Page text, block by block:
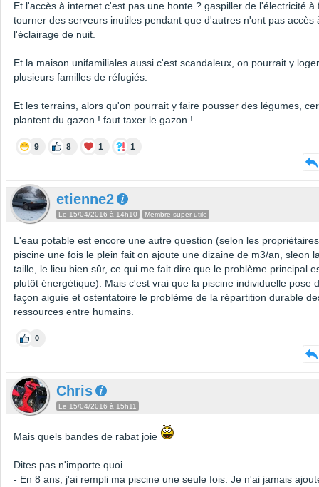
Et l'accès à internet c'est pas une honte ? gaspiller de l'électricité à
tourner des serveurs inutiles pendant que d'autres n'ont pas accès
l'éclairage de nuit.
Et la maison unifamiliales aussi c'est scandaleux, on pourrait y loger
plusieurs familles de réfugiés.
Et les terrains, alors qu'on pourrait y faire pousser des légumes,
plantent du gazon ! faut taxer le gazon !
9 8 1 1
etienne2
Le 15/04/2016 à 14h10 Membre super utile
L'eau potable est encore une autre question (selon les
piscine une fois le plein fait on ajoute une dizaine de m3/an, sleon
taille, le lieu bien sûr, ce qui me fait dire que le problème principal
plutôt énergétique). Mais c'est vrai que la piscine individuelle pose
façon aiguïe et ostentatoire le problème de la répartition durable
ressources entre humains.
0
Chris
Le 15/04/2016 à 15h11
Mais quels bandes de rabat joie
Dites pas n'importe quoi.
- En 8 ans, j'ai rempli ma piscine une seule fois. Je n'ai jamais